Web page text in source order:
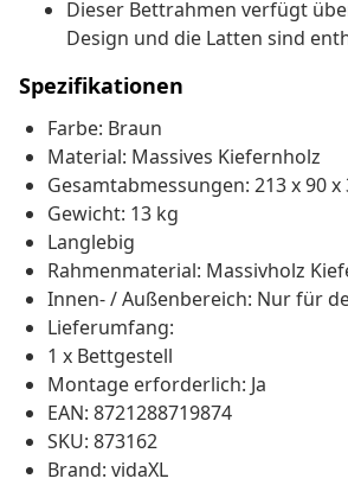
Dieser Bettrahmen verfügt
Design und die Latten sind
Spezifikationen
Farbe: Braun
Material: Massives Kiefernholz
Gesamtabmessungen: 213 x 90 x
Gewicht: 13 kg
Langlebig
Rahmenmaterial: Massivholz
Innen- / Außenbereich: Nur für
Lieferumfang:
1 x Bettgestell
Montage erforderlich: Ja
EAN: 8721288719874
SKU: 873162
Brand: vidaXL